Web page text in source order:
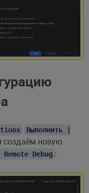
Выполнить |
создаём новую
Remote Debug :